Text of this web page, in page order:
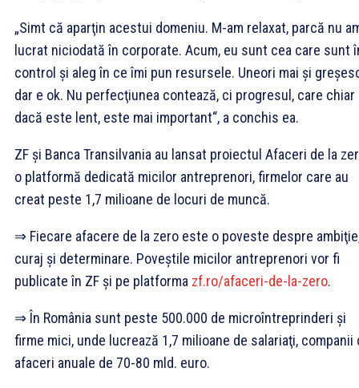
„Simt că aparţin acestui domeniu. M-am relaxat, parcă nu
lucrat niciodată în corporate. Acum, eu sunt cea care sunt
control şi aleg în ce îmi pun resursele. Uneori mai şi
dar e ok. Nu perfecţiunea contează, ci progresul, care chiar
dacă este lent, este mai important“, a conchis ea.
ZF şi Banca Transilvania au lansat proiectul Afaceri de la
o platformă dedicată micilor antreprenori, firmelor care au
creat peste 1,7 milioane de locuri de muncă.
⇒ Fiecare afacere de la zero este o poveste despre
curaj şi determinare. Poveştile micilor antreprenori vor fi
publicate în ZF şi pe platforma zf.ro/afaceri-de-la-zero.
⇒ În România sunt peste 500.000 de microîntreprinderi şi
firme mici, unde lucrează 1,7 milioane de salariaţi, companii
afaceri anuale de 70-80 mld. euro.